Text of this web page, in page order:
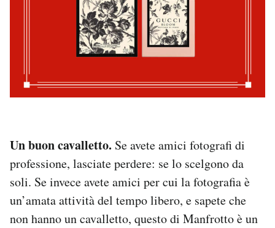
Un buon cavalletto. Se avete amici fotografi di
professione, lasciate perdere: se lo scelgono da
soli. Se invece avete amici per cui la fotografia è
un’amata attività del tempo libero, e sapete che
non hanno un cavalletto, questo di Manfrotto è un